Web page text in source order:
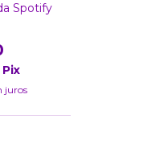
Spotify
Pix
juros